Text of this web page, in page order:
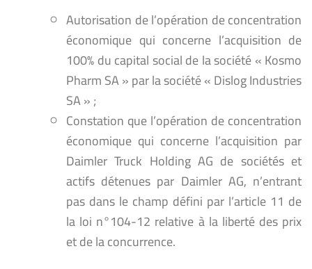
Autorisation de l’opération de concentration
économique qui concerne l’acquisition de
100% du capital social de la société « Kosmo
Pharm SA » par la société « Dislog Industries
SA » ;
Constation que l’opération de concentration
économique qui concerne l’acquisition par
Daimler Truck Holding AG de sociétés et
actifs détenues par Daimler AG, n’entrant
pas dans le champ défini par l’article 11 de
la loi n°104-12 relative à la liberté des prix
et de la concurrence.